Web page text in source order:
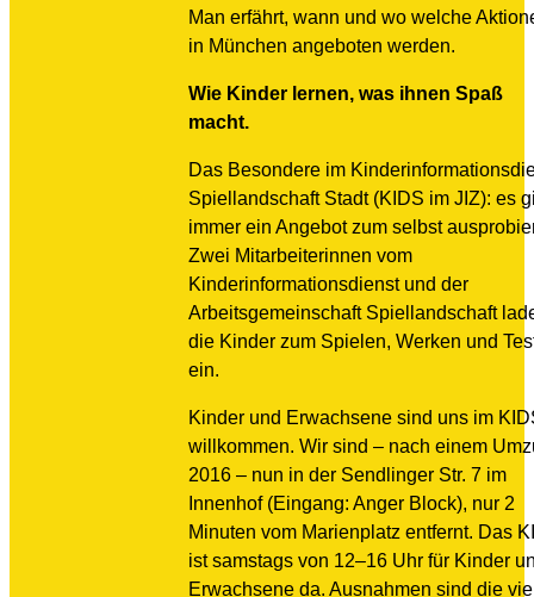
Man erfährt, wann und wo welche
in München angeboten werden.
Wie Kinder lernen, was ihnen Spaß
macht.
Das Besondere im
Spiellandschaft Stadt (KIDS im JIZ): es
immer ein Angebot zum selbst
Zwei Mitarbeiterinnen vom
Kinderinformationsdienst und der
Arbeitsgemeinschaft Spiellandschaft
die Kinder zum Spielen, Werken und
ein.
Kinder und Erwachsene sind uns im
willkommen. Wir sind – nach einem
2016 – nun in der Sendlinger Str. 7 im
Innenhof (Eingang: Anger Block), nur 2
Minuten vom Marienplatz entfernt. Das
ist samstags von 12–16 Uhr für Kinder
Erwachsene da. Ausnahmen sind die